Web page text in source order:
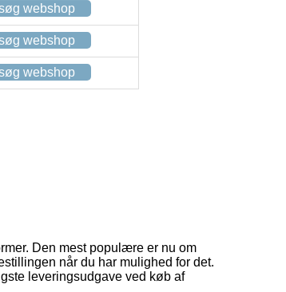
webshop
webshop
webshop
Den mest populære er nu om
når du har mulighed for det.
leveringsudgave ved køb af